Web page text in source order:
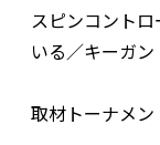
スピンコント
いる／キーガ
取材トーナメン